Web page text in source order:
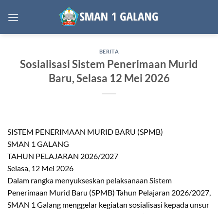
BERITA
Sosialisasi Sistem Penerimaan Murid
Baru, Selasa 12 Mei 2026
SISTEM PENERIMAAN MURID BARU (SPMB)
SMAN 1 GALANG
TAHUN PELAJARAN 2026/2027
Selasa, 12 Mei 2026
Dalam rangka menyukseskan pelaksanaan Sistem
Penerimaan Murid Baru (SPMB) Tahun Pelajaran 2026/2027,
SMAN 1 Galang menggelar kegiatan sosialisasi kepada unsur